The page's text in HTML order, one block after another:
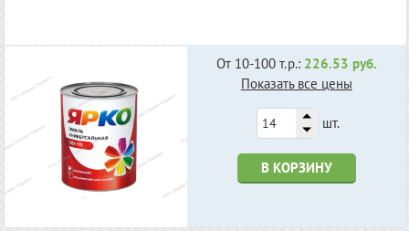
От 10-100 т.р.: 226.53 руб.
Показать все цены
шт.
В КОРЗИНУ